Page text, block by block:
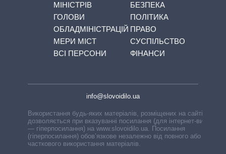
МІНІСТРІВ
ГОЛОВИ
ОБЛАДМІНІСТРАЦІЙ
МЕРИ МІСТ
ВСІ ПЕРСОНИ
БЕЗПЕКА
ПОЛІТИКА
ПРАВО
СУСПІЛЬСТВО
ФІНАНСИ
info@slovoidilo.ua
Використання будь-яких матеріалів, розміщених на сайті,
дозволяється при вказуванні посилання (для інтернет-видань
— гіперпосилання) на www.slovoidilo.ua. Посилання
(гіперпосилання) обов’язкове незалежно від повного або
часткового використання матеріалів.